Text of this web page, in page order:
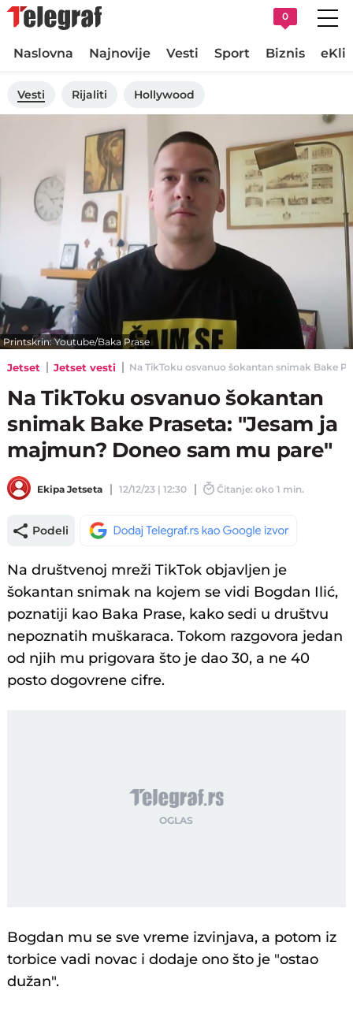
0
Naslovna Najnovije Vesti Sport Biznis
Vesti Rijaliti Hollywood
Printskrin: Youtube/Baka Prase
Jetset Jetset vesti Na TikToku osvanuo šokantan snimak Bake
Na TikToku osvanuo šokantan
snimak Bake Praseta: "Jesam ja
majmun? Doneo sam mu pare"
Ekipa Jetseta 12/12/23 | 12:30 Čitanje: oko 1 min.
Podeli
Na društvenoj mreži TikTok objavljen je
šokantan snimak na kojem se vidi Bogdan Ilić,
poznatiji kao Baka Prase, kako sedi u društvu
nepoznatih muškaraca. Tokom razgovora jedan
od njih mu prigovara što je dao 30, a ne 40
posto dogovrene cifre.
Bogdan mu se sve vreme izvinjava, a potom iz
torbice vadi novac i dodaje ono što je "ostao
dužan".